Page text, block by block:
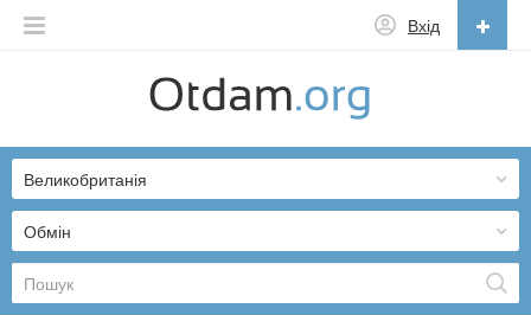
Вхід
English
Русский
Українська
Обмін
Великобританія